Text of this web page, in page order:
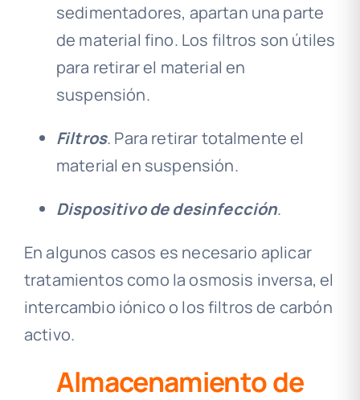
sedimentadores, apartan una parte
de material fino. Los filtros son útiles
para retirar el material en
suspensión.
Filtros. Para retirar totalmente el
material en suspensión.
Dispositivo de desinfección.
En algunos casos es necesario aplicar
tratamientos como la osmosis inversa, el
intercambio iónico o los filtros de carbón
activo.
Almacenamiento de